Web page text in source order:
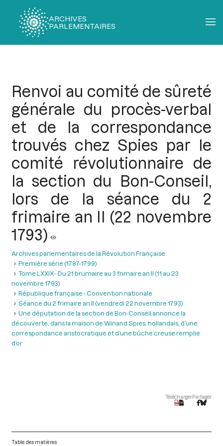
ARCHIVES
PARLEMENTAIRES
Renvoi au comité de sûreté
générale du procès-verbal
et de la correspondance
trouvés chez Spies par le
comité révolutionnaire de
la section du Bon-Conseil,
lors de la séance du 2
frimaire an II (22 novembre
1793)
Archives parlementaires de la Révolution Française
Première série (1787-1799)
Tome LXXIX - Du 21 brumaire au 3 frimaire an II (11 au 23
novembre 1793)
République française - Convention nationale
Séance du 2 frimaire an II (vendredi 22 novembre 1793)
Une députation de la section de Bon-Conseil annonce la
découverte, dans la maison de Winand Spies, hollandais, d’une
correspondance aristocratique et d’une bûche creuse remplie
d’or
TéléchargerPartager
Table des matières